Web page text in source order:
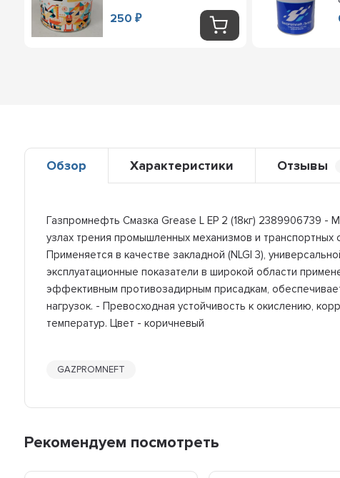
250₽
Обзор Характеристики Отзывы
Газпромнефть Смазка Grease L EP 2 (18кг) 2389906739 -
узлах трения промышленных механизмов и
Применяется в качестве закладной (NLGI 3),
эксплуатационные показатели в широкой области
эффективным противозадирным присадкам,
нагрузок. - Превосходная устойчивость к окислению,
температур. Цвет - коричневый
GAZPROMNEFT
Рекомендуем посмотреть